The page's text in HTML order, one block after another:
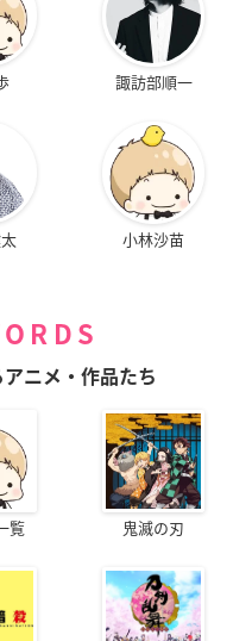
諏訪部順一
小林沙苗
ニメ・作品たち
覧 鬼滅の刃